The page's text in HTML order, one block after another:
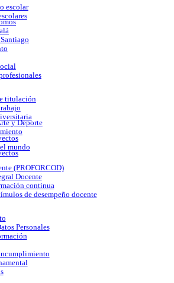
Río Santiago
académico
GOE
Tutorías
Biblioteca
Escuela verde
de control escolar
escolar
escolares
Colomos
Tonalá
Río Santiago
social
profesionales
de titulación
de trabajo
Universitaria
Arte y Deporte